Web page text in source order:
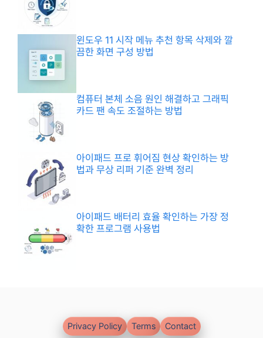
윈도우 11 시작 메뉴 추천 항목 삭제와 깔
끔한 화면 구성 방법
컴퓨터 본체 소음 원인 해결하고 그래픽
카드 팬 속도 조절하는 방법
아이패드 프로 휘어짐 현상 확인하는 방
법과 무상 리퍼 기준 완벽 정리
아이패드 배터리 효율 확인하는 가장 정
확한 프로그램 사용법
Privacy Policy Terms Contact